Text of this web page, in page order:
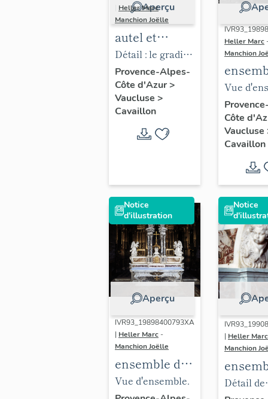
Aperçu
Heller Marc -
Manchion Joëlle
autel et
gradin d'autel
de saint Eloi
Détail : le gradin
à redents décoré
par la châsse de
saint Eloi sur les
terroir de
Provence-Alpes-
Côte d'Azur>
Vaucluse >
Cavaillon
Heller Marc
Manchion
2
de 2
saint
Sales
Vue
de la
saint
Néri et
Côte
Vaucluse
Cavaillon
Notice
d'illustration
Aperçu
IVR93_19898400793XA
| Heller Marc -
Manchion Joëlle
ensemble du
maître-autel
Vue d'ensemble.
Notice
| Heller Marc
Manchion
Détail de